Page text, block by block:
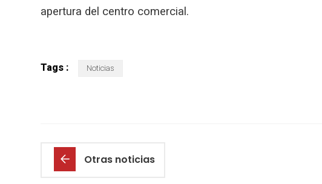
apertura del centro comercial.
Tags : Noticias
Otras noticias